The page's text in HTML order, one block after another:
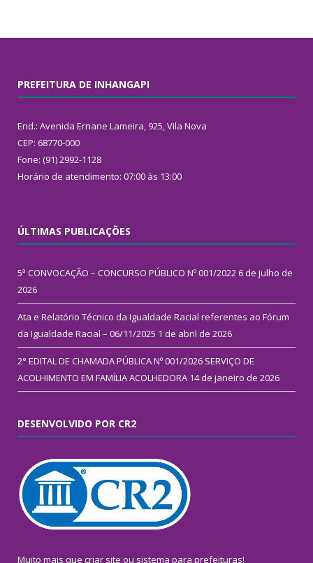
PREFEITURA DE INHANGAPI
End.: Avenida Ernane Lameira, 925, Vila Nova
CEP: 68770-000
Fone: (91) 2992-1128
Horário de atendimento: 07:00 às 13:00
ÚLTIMAS PUBLICAÇÕES
5ª CONVOCAÇÃO – CONCURSO PÚBLICO Nº 001/2022 6 de julho de
2026
Ata e Relatório Técnico da Igualdade Racial referentes ao Fórum
da Igualdade Racial – 06/11/2025 1 de abril de 2026
2° EDITAL DE CHAMADA PÚBLICA Nº 001/2026 SERVIÇO DE
ACOLHIMENTO EM FAMÍLIA ACOLHEDORA 14 de janeiro de 2026
DESENVOLVIDO POR CR2
Muito mais que criar site ou sistema para prefeituras!